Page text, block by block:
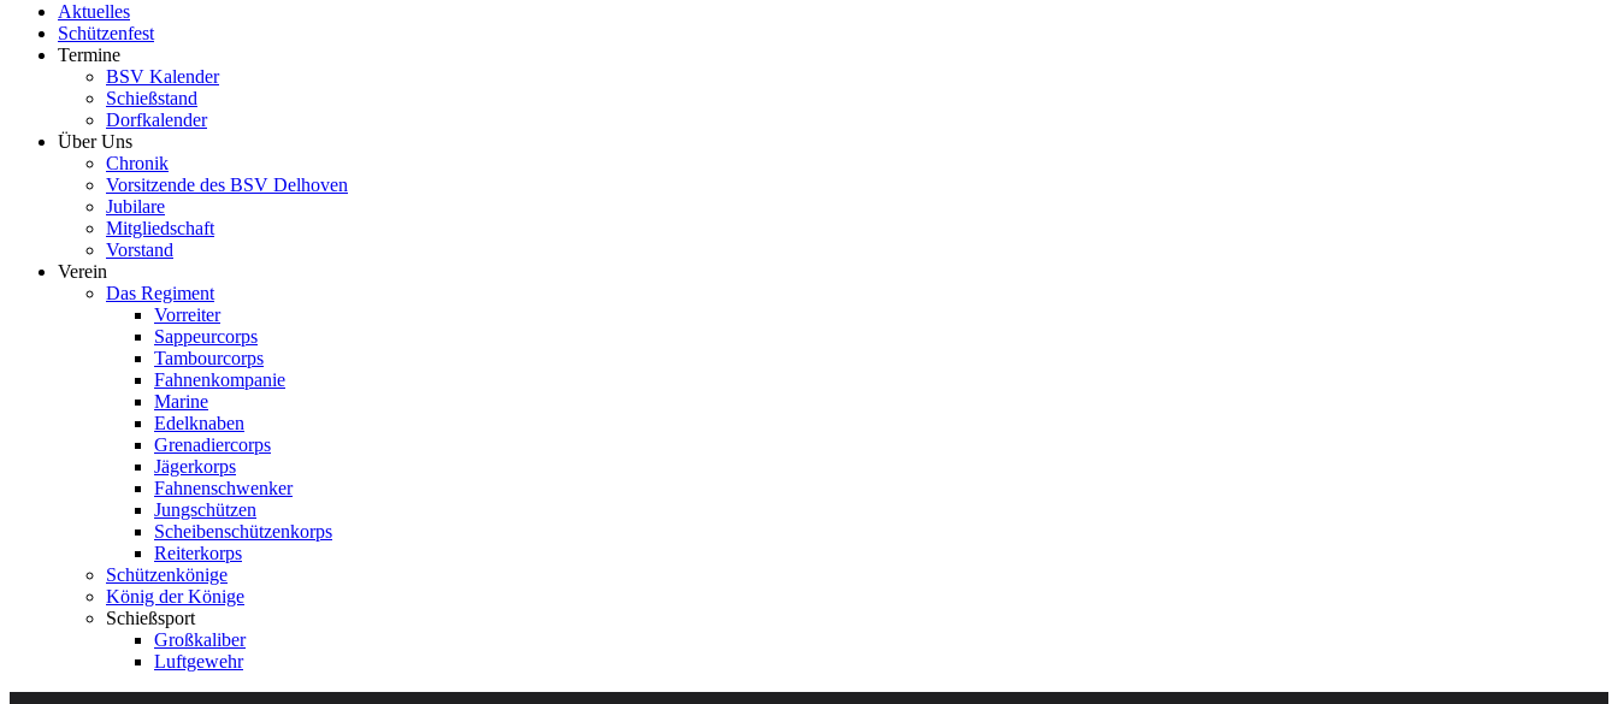
Aktuelles
Schützenfest
Termine
BSV Kalender
Schießstand
Dorfkalender
Über Uns
Chronik
Vorsitzende des BSV Delhoven
Jubilare
Mitgliedschaft
Vorstand
Verein
Das Regiment
Vorreiter
Sappeurcorps
Tambourcorps
Fahnenkompanie
Marine
Edelknaben
Grenadiercorps
Jägerkorps
Fahnenschwenker
Jungschützen
Scheibenschützenkorps
Reiterkorps
Schützenkönige
König der Könige
Schießsport
Großkaliber
Luftgewehr